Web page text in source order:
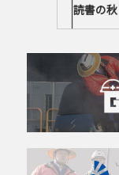
読書の